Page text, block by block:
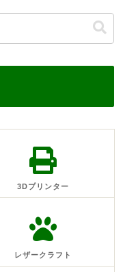
3Dプリンター
レザークラフト